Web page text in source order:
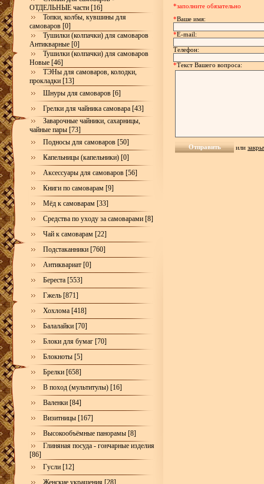
ОТДЕЛЬНЫЕ части [16]
Топки, колбы, кувшины для
самоваров [0]
Тушилки (колпачки) для самоваров
Антикварные [0]
Тушилки (колпачки) для самоваров
Новые [46]
ТЭНы для самоваров, колодки,
прокладки [13]
Шнуры для самоваров [6]
Грелки для чайника самовара [43]
Заварочные чайники, сахарницы,
чайные пары [73]
Подносы для самоваров [50]
Капельницы (капельники) [0]
Аксессуары для самоваров [56]
Книги по самоварам [9]
Мёд к самоварам [33]
Средства по уходу за самоварами [8]
Чай к самоварам [22]
Подстаканники [760]
Антиквариат [0]
Береста [553]
Гжель [871]
Хохлома [418]
Балалайки [70]
Блоки для бумаг [70]
Блокноты [5]
Брелки [658]
В поход (мультитулы) [16]
Валенки [84]
Визитницы [167]
Высокообъёмные панорамы [8]
Глиняная посуда - гончарные изделия
[86]
Гусли [12]
Женские украшения [28]
*заполните обязательно
*Ваше имя:
*E-mail:
Телефон:
*Текст Вашего вопроса:
или